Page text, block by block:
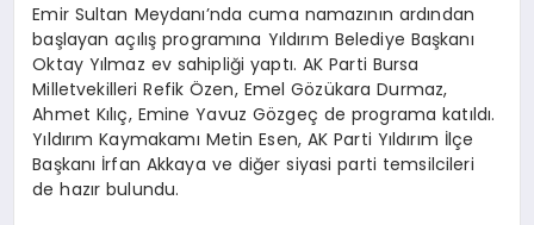
Emir Sultan Meydanı’nda cuma namazının ardından
başlayan açılış programına Yıldırım Belediye Başkanı
Oktay Yılmaz ev sahipliği yaptı. AK Parti Bursa
Milletvekilleri Refik Özen, Emel Gözükara Durmaz,
Ahmet Kılıç, Emine Yavuz Gözgeç de programa katıldı.
Yıldırım Kaymakamı Metin Esen, AK Parti Yıldırım İlçe
Başkanı İrfan Akkaya ve diğer siyasi parti temsilcileri
de hazır bulundu.